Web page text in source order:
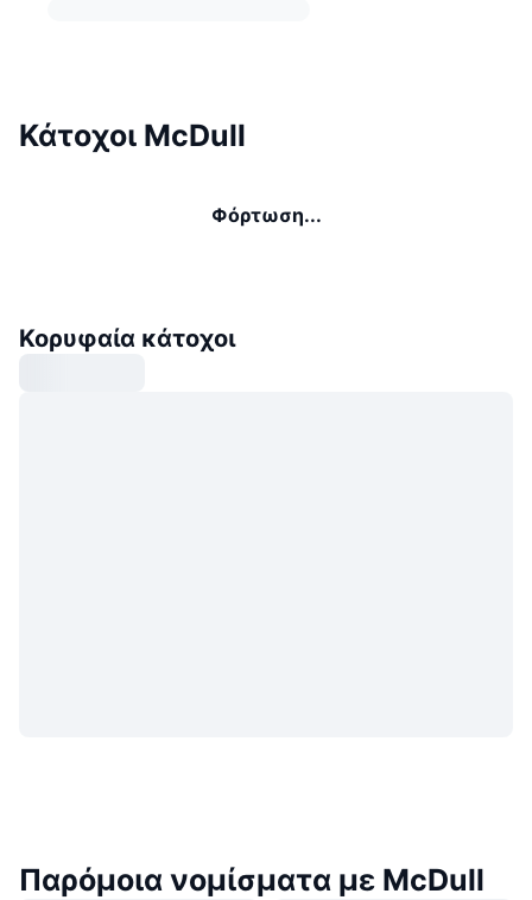
Κάτοχοι McDull
Φόρτωση...
Κορυφαία κάτοχοι
Παρόμοια νομίσματα με McDull